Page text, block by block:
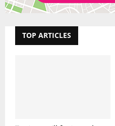
TOP ARTICLES